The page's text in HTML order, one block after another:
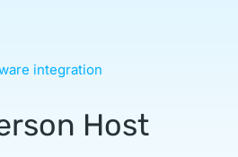
integration
Host